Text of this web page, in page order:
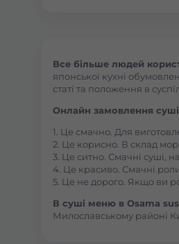
Все більше людей
японської кухні
статі та положення в
Онлайн замовлення суші
1. Це смачно. Для
2. Це корисно. В склад
3. Це ситно. Смачні суші,
4. Це красиво. Смачні
5. Це не дорого. Якщо ви
В суші меню в Osama
Милославському районі